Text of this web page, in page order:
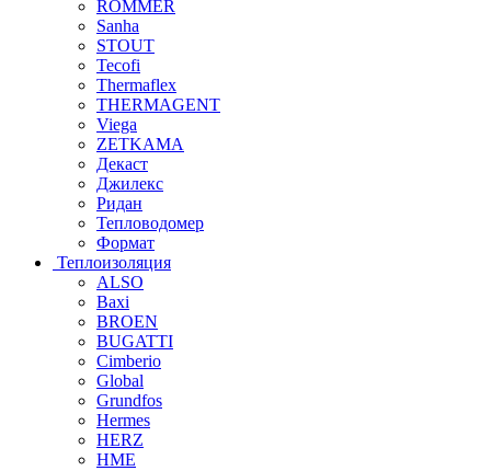
ROMMER
Sanha
STOUT
Tecofi
Thermaflex
THERMAGENT
Viega
ZETKAMA
Декаст
Джилекс
Ридан
Тепловодомер
Формат
Теплоизоляция
ALSO
Baxi
BROEN
BUGATTI
Cimberio
Global
Grundfos
Hermes
HERZ
HME